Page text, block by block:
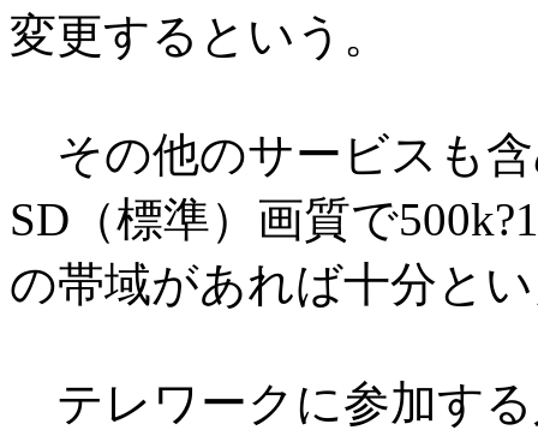
変更するという。
その他のサービスも
SD（標準）画質で
の帯域があれば十分と
テレワークに参加す